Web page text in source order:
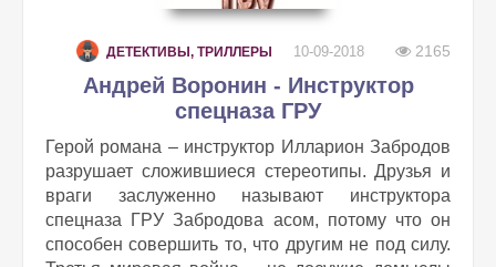
ДЕТЕКТИВЫ, ТРИЛЛЕРЫ 10-09-2018 2165
Андрей Воронин - Инструктор
спецназа ГРУ
Герой романа – инструктор Илларион Забродов
разрушает сложившиеся стереотипы. Друзья и
враги заслуженно называют инструктора
спецназа ГРУ Забродова асом, потому что он
способен совершить то, что другим не под силу.